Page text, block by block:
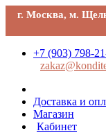
г. Москва, м.
+7 (903) 798-
Доставка и
Магазин
Кабинет